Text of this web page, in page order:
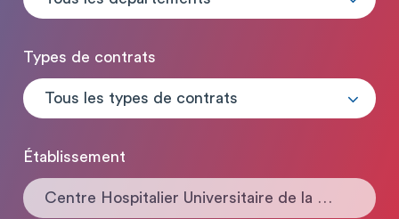
Types de contrats
Tous les types de contrats
Établissement
Centre Hospitalier Universitaire de la Guadeloupe